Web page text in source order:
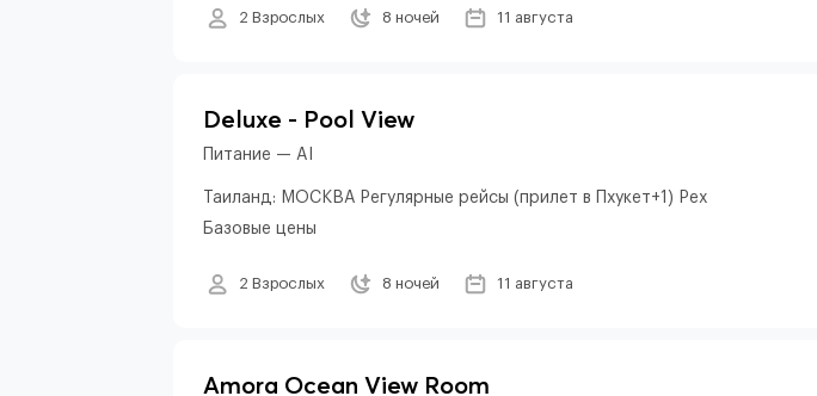
2 Взрослых 8 ночей 11 августа
Deluxe - Pool View
Питание — AI
Таиланд: МОСКВА Регулярные рейсы (прилет в Пхукет+1) Pex
Базовые цены
2 Взрослых 8 ночей 11 августа
Amora Ocean View Room